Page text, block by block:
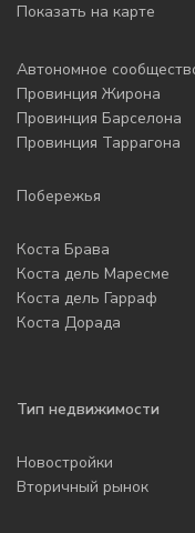
Показать на карте
Автономное
Провинция Жирона
Провинция Барселона
Провинция Таррагона
Побережья
Коста Брава
Коста дель Маресме
Коста дель Гарраф
Коста Дорада
Тип недвижимости
Новостройки
Вторичный рынок